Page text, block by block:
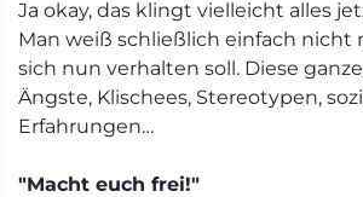
Ja okay, das klingt vielleicht alles
Man weiß schließlich einfach nicht
sich nun verhalten soll. Diese
Ängste, Klischees, Stereotypen,
Erfahrungen…
"Macht euch frei!"